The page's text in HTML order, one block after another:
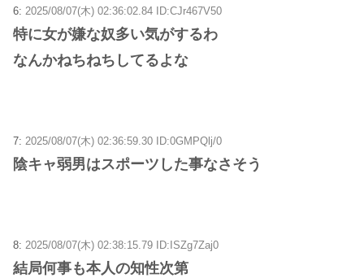
6: 2025/08/07(木) 02:36:02.84 ID:CJr467V50
特に女が嫌な奴多い気がするわ
なんかねちねちしてるよな
7: 2025/08/07(木) 02:36:59.30 ID:0GMPQlj/0
陰キャ弱男はスポーツした事なさそう
8: 2025/08/07(木) 02:38:15.79 ID:ISZg7Zaj0
結局何事も本人の知性次第